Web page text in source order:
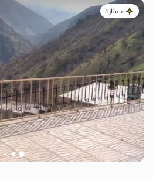
3.5مليون ت 5
ممتازة